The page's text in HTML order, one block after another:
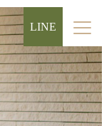
LINE